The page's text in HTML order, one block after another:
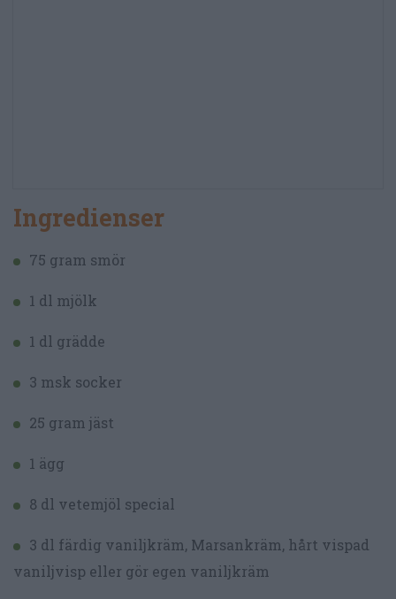
Ingredienser
75 gram smör
1 dl mjölk
1 dl grädde
3 msk socker
25 gram jäst
1 ägg
8 dl vetemjöl special
3 dl färdig vaniljkräm, Marsankräm, hårt vispad
vaniljvisp eller gör egen vaniljkräm